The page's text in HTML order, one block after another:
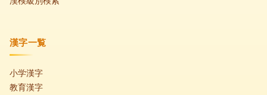
漢字一覧
小学漢字
教育漢字